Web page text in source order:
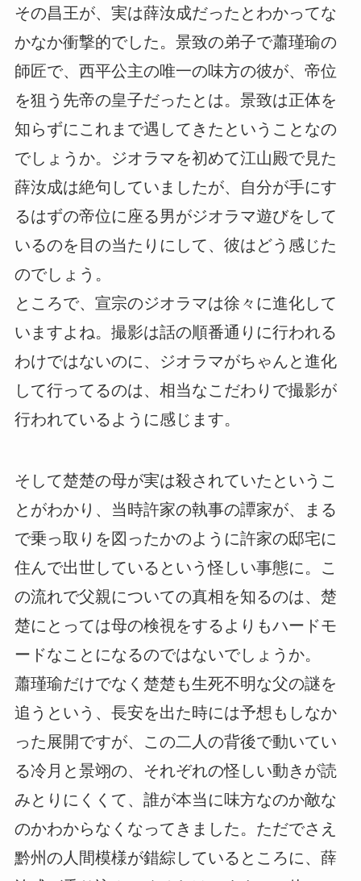
その昌王が、実は薛汝成だったとわかってな
かなか衝撃的でした。景致の弟子で蕭瑾瑜の
師匠で、西平公主の唯一の味方の彼が、帝位
を狙う先帝の皇子だったとは。景致は正体を
知らずにこれまで遇してきたということなの
でしょうか。ジオラマを初めて江山殿で見た
薛汝成は絶句していましたが、自分が手にす
るはずの帝位に座る男がジオラマ遊びをして
いるのを目の当たりにして、彼はどう感じた
のでしょう。
ところで、宣宗のジオラマは徐々に進化して
いますよね。撮影は話の順番通りに行われる
わけではないのに、ジオラマがちゃんと進化
して行ってるのは、相当なこだわりで撮影が
行われているように感じます。
そして楚楚の母が実は殺されていたというこ
とがわかり、当時許家の執事の譚家が、まる
で乗っ取りを図ったかのように許家の邸宅に
住んで出世しているという怪しい事態に。こ
の流れで父親についての真相を知るのは、楚
楚にとっては母の検視をするよりもハードモ
ードなことになるのではないでしょうか。
蕭瑾瑜だけでなく楚楚も生死不明な父の謎を
追うという、長安を出た時には予想もしなか
った展開ですが、この二人の背後で動いてい
る冷月と景翊の、それぞれの怪しい動きが読
みとりにくくて、誰が本当に味方なのか敵な
のかわからなくなってきました。ただでさえ
黔州の人間模様が錯綜しているところに、薛